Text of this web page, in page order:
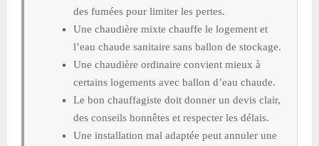
des fumées pour limiter les pertes.
Une chaudière mixte chauffe le logement et
l’eau chaude sanitaire sans ballon de stockage.
Une chaudière ordinaire convient mieux à
certains logements avec ballon d’eau chaude.
Le bon chauffagiste doit donner un devis clair,
des conseils honnêtes et respecter les délais.
Une installation mal adaptée peut annuler une